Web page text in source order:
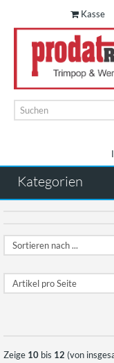
Kasse
Kategorien
Zeige 10 bis 12 (von